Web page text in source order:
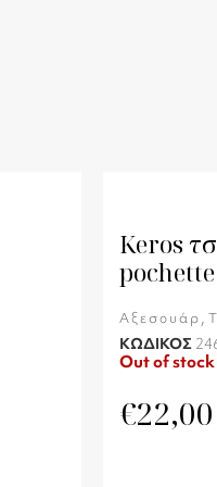
Keros
Αξεσουάρ,
ΚΩΔΙΚΟΣ
Out of stock
€22,00